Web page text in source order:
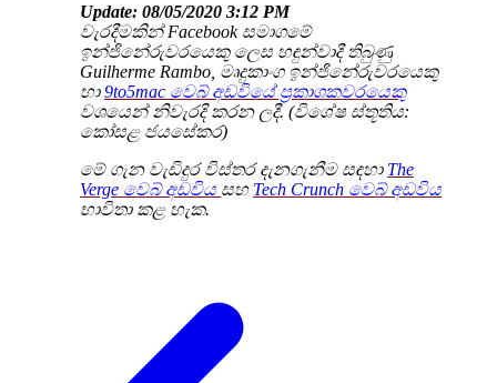
Update: 08/05/2020 3:12 PM
වැරදීමකින් Facebook සමාගමේ
ඉන්ජිනේරුවරයෙකු ලෙස හඳුන්වාදී තිබුණු
Guilherme Rambo, මෘදුකාංග ඉන්ජිනේරුවරයෙකු
හා9to5mac වෙබ් අඩවියේ ප්‍රකාශකවරයෙකු
වශයෙන් නිවැරදි කරන ලදී. (විශේෂ ස්තූතිය:
කෝසළ ජයසේකර)
මේ ගැන වැඩිදුර විස්තර දැනගැනීම සඳහා The
Verge වෙබ් අඩවිය සහ Tech Crunch වෙබ් අඩවිය
භාවිතා කළ හැක.